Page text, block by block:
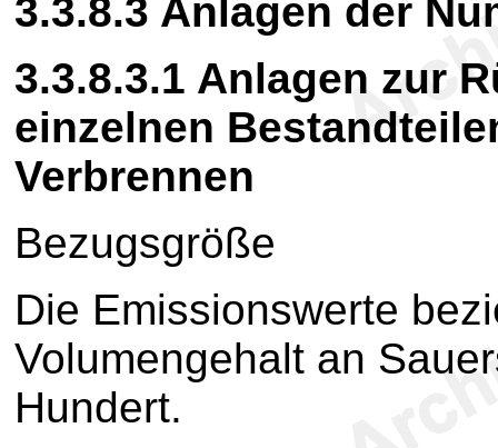
3.3.8.3 Anlagen der
3.3.8.3.1 Anlagen zur
einzelnen
Verbrennen
Bezugsgröße
Die Emissionswerte
Volumengehalt an
Hundert.